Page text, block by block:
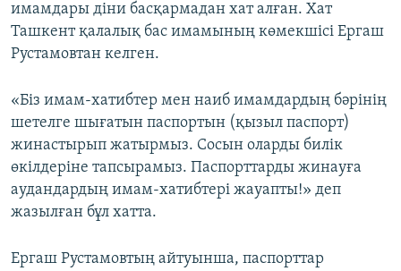
имамдары діни басқармадан хат алған. Хат
Ташкент қалалық бас имамының көмекшісі Ергаш
Рустамовтан келген.
«Біз имам-хатибтер мен наиб имамдардың бәрінің
шетелге шығатын паспортын (қызыл паспорт)
жинастырып жатырмыз. Сосын оларды билік
өкілдеріне тапсырамыз. Паспорттарды жинауға
аудандардың имам-хатибтері жауапты!» деп
жазылған бұл хатта.
Ергаш Рустамовтың айтуынша, паспорттар